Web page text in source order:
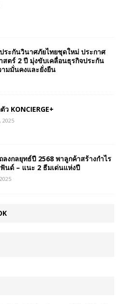
ระกันวินาศภัยไทยชุดใหม่ ประกาศ
สตร์ 2 ปี มุ่งขับเคลื่อนธุรกิจประกัน
มมั่นคงและยั่งยืน
ว KONCIERGE+
2025
งกลยุทธ์ปี 2568 พาลูกค้าสร้างกำไร
ฟันด์ – แนะ 2 ธีมเด่นแห่งปี